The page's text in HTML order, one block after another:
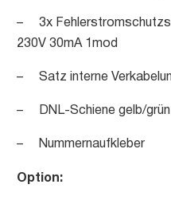
– 3x
230V 30mA 1mod
– Satz interne
– DNL-Schiene gelb/grün
– Nummernaufkleber
Option: